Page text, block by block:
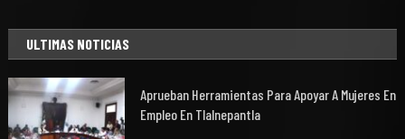
ULTIMAS NOTICIAS
Aprueban Herramientas Para Apoyar A Mujeres En
Empleo En Tlalnepantla